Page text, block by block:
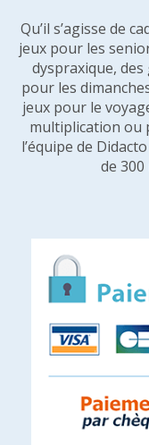
Qu’il s’agisse de
jeux pour les
dyspraxique, des
pour les
jeux pour le
multiplication ou
l’équipe de
de